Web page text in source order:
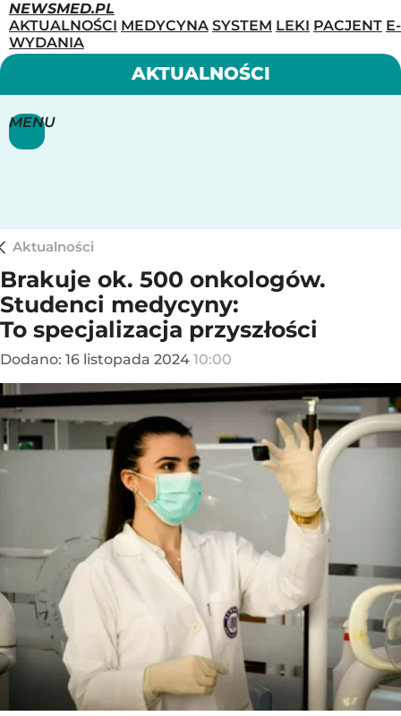
NEWSMED.PL
AKTUALNOŚCI MEDYCYNA SYSTEM LEKI PACJENT E-
WYDANIA
MENU
AKTUALNOŚCI
Aktualności
Brakuje ok. 500 onkologów.
Studenci medycyny:
To specjalizacja przyszłości
Dodano: 16 listopada 2024 10:00